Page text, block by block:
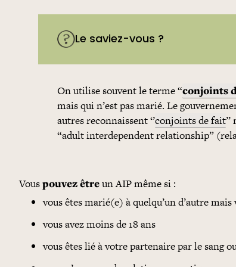
Le saviez-vous ?
On utilise souvent le terme “conjoints
mais qui n’est pas marié. Le
autres reconnaissent ‘’conjoints de fait
“adult interdependent relationship”
Vouspouvez êtreun AIP même si :
vous êtes marié(e) à quelqu’un d’autre
vous avez moins de 18 ans
vous êtes lié à votre partenaire par le sang